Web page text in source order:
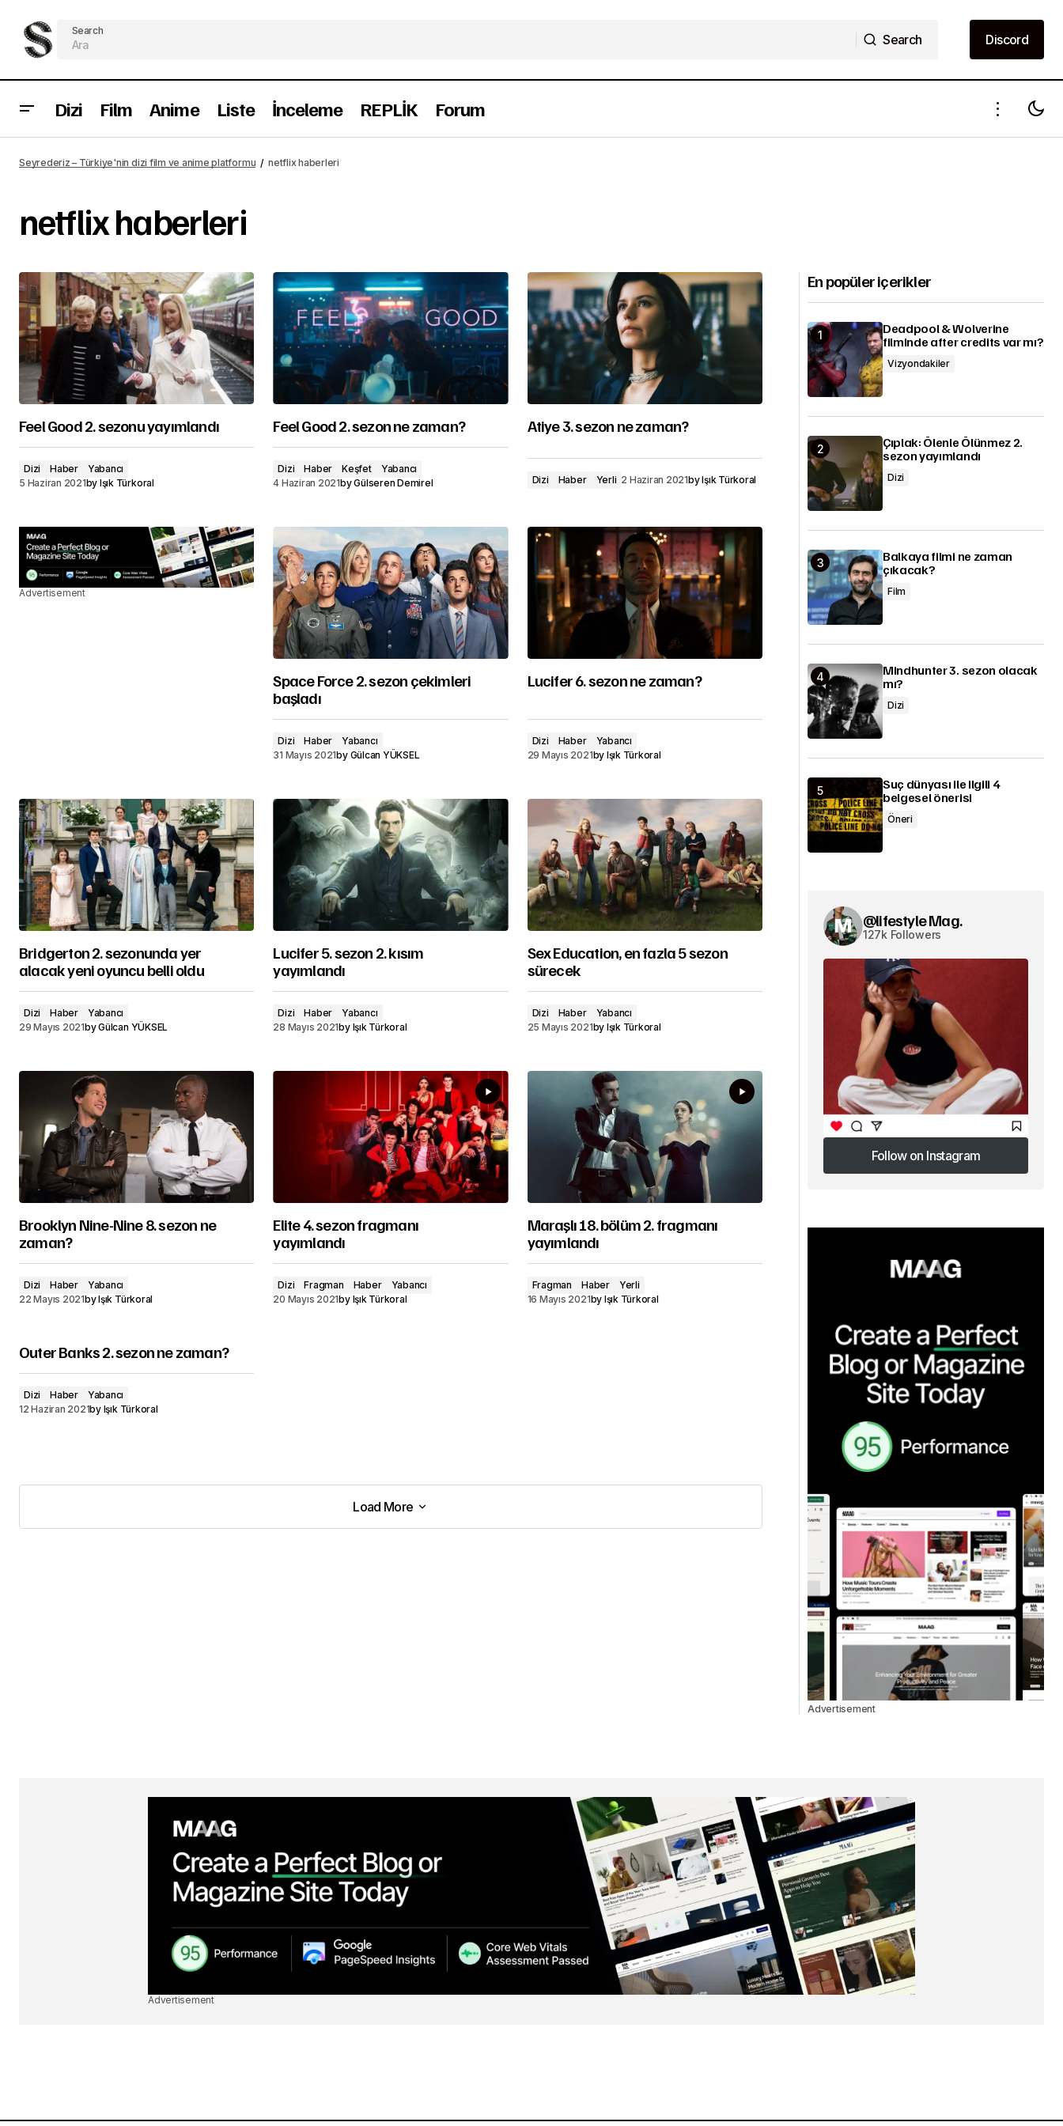
Search
Search
Discord
Discord
Dizi Film Anime Liste İnceleme REPLİK Forum
Seyrederiz – Türkiye'nin dizi film ve anime platformu netflix haberleri
netflix haberleri
Feel Good 2. sezonu yayımlandı
Dizi Haber
Yabancı
5 Haziran 2021by Işık Türkoral
Feel Good 2. sezon ne zaman?
Dizi Haber Keşfet
Yabancı
4 Haziran 2021byGülseren Demirel
Atiye 3. sezon ne zaman?
Dizi Haber Yerli 2 Haziran 2021byIşık Türkoral
Advertisement
Space Force 2. sezon çekimleri
başladı
Dizi Haber
Yabancı
31 Mayıs 2021by Gülcan YÜKSEL
Lucifer 6. sezon ne zaman?
Dizi Haber
Yabancı
29 Mayıs 2021by Işık Türkoral
Bridgerton 2. sezonunda yer
alacak yeni oyuncu belli oldu
Dizi Haber
Yabancı
29 Mayıs 2021byGülcan YÜKSEL
Lucifer 5. sezon 2. kısım
yayımlandı
Dizi Haber
Yabancı
28 Mayıs 2021by Işık Türkoral
Sex Education, en fazla 5 sezon
sürecek
Dizi Haber
Yabancı
25 Mayıs 2021by Işık Türkoral
Brooklyn Nine-Nine 8. sezon ne
zaman?
Dizi Haber
Yabancı
22 Mayıs 2021byIşık Türkoral
Elite 4. sezon fragmanı
yayımlandı
Dizi Fragman Haber
Yabancı
20 Mayıs 2021by Işık Türkoral
Maraşlı 18. bölüm 2. fragmanı
yayımlandı
Fragman Haber
Yerli
16 Mayıs 2021by Işık Türkoral
Outer Banks 2. sezon ne zaman?
Dizi Haber
Yabancı
12 Haziran 2021by Işık Türkoral
Load More
Load More
En popüler içerikler
Deadpool & Wolverine
filminde after credits var mı?
Vizyondakiler
Çıplak: Ölenle Ölünmez 2.
sezon yayımlandı
Dizi
Balkaya filmi ne zaman
çıkacak?
Film
Mindhunter 3. sezon olacak
mı?
Dizi
Suç dünyası ile ilgili 4
belgesel önerisi
Öneri
@lifestyle Mag.
127k Followers
Follow on Instagram
Follow on Instagram
Advertisement
Advertisement